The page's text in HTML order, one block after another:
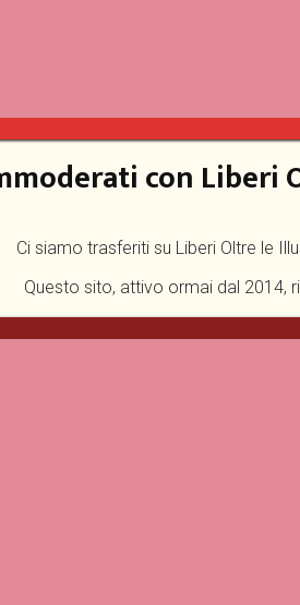
con Liberi
Ci siamo trasferiti su Liberi Oltre le
Questo sito, attivo ormai dal 2014,